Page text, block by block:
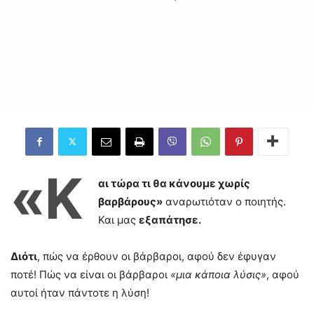
«Κ
αι τώρα τι θα κάνουμε χωρίς
βαρβάρους» αναρωτιόταν ο ποιητής.
Και μας εξαπάτησε.
Διότι, πώς να έρθουν οι βάρβαροι, αφού δεν έφυγαν
ποτέ! Πώς να είναι οι βάρβαροι «μια κάποια λύσις», αφού
αυτοί ήταν πάντοτε η λύση!